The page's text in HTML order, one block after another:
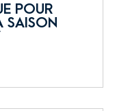
POUR
SAISON